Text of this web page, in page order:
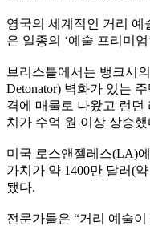
영국의 세계적인 거리 예
은 일종의 ‘예술 프리미
브리스틀에서는 뱅크시
Detonator) 벽화가 있는
격에 매물로 나왔고 런
치가 수억 원 이상 상승
미국 로스앤젤레스(LA)
가치가 약 1400만 달러(
됐다.
전문가들은 “거리 예술